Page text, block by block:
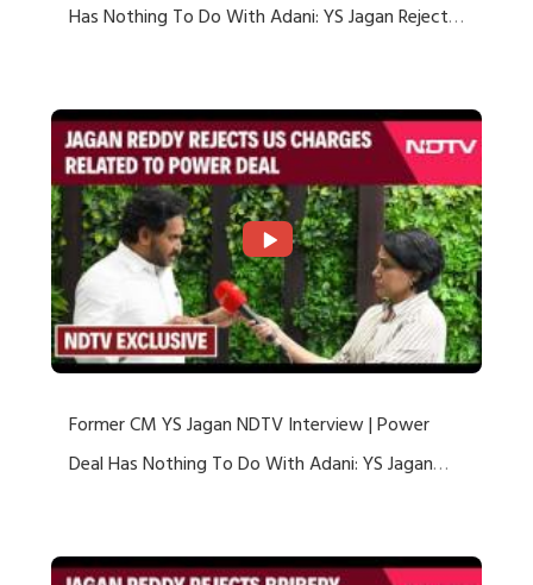
Has Nothing To Do With Adani: YS Jagan Rejects
Former CM YS Jagan NDTV Interview | Power
Deal Has Nothing To Do With Adani: YS Jagan